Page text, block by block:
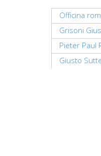
Officina
Grisoni
Pieter Paul
Giusto